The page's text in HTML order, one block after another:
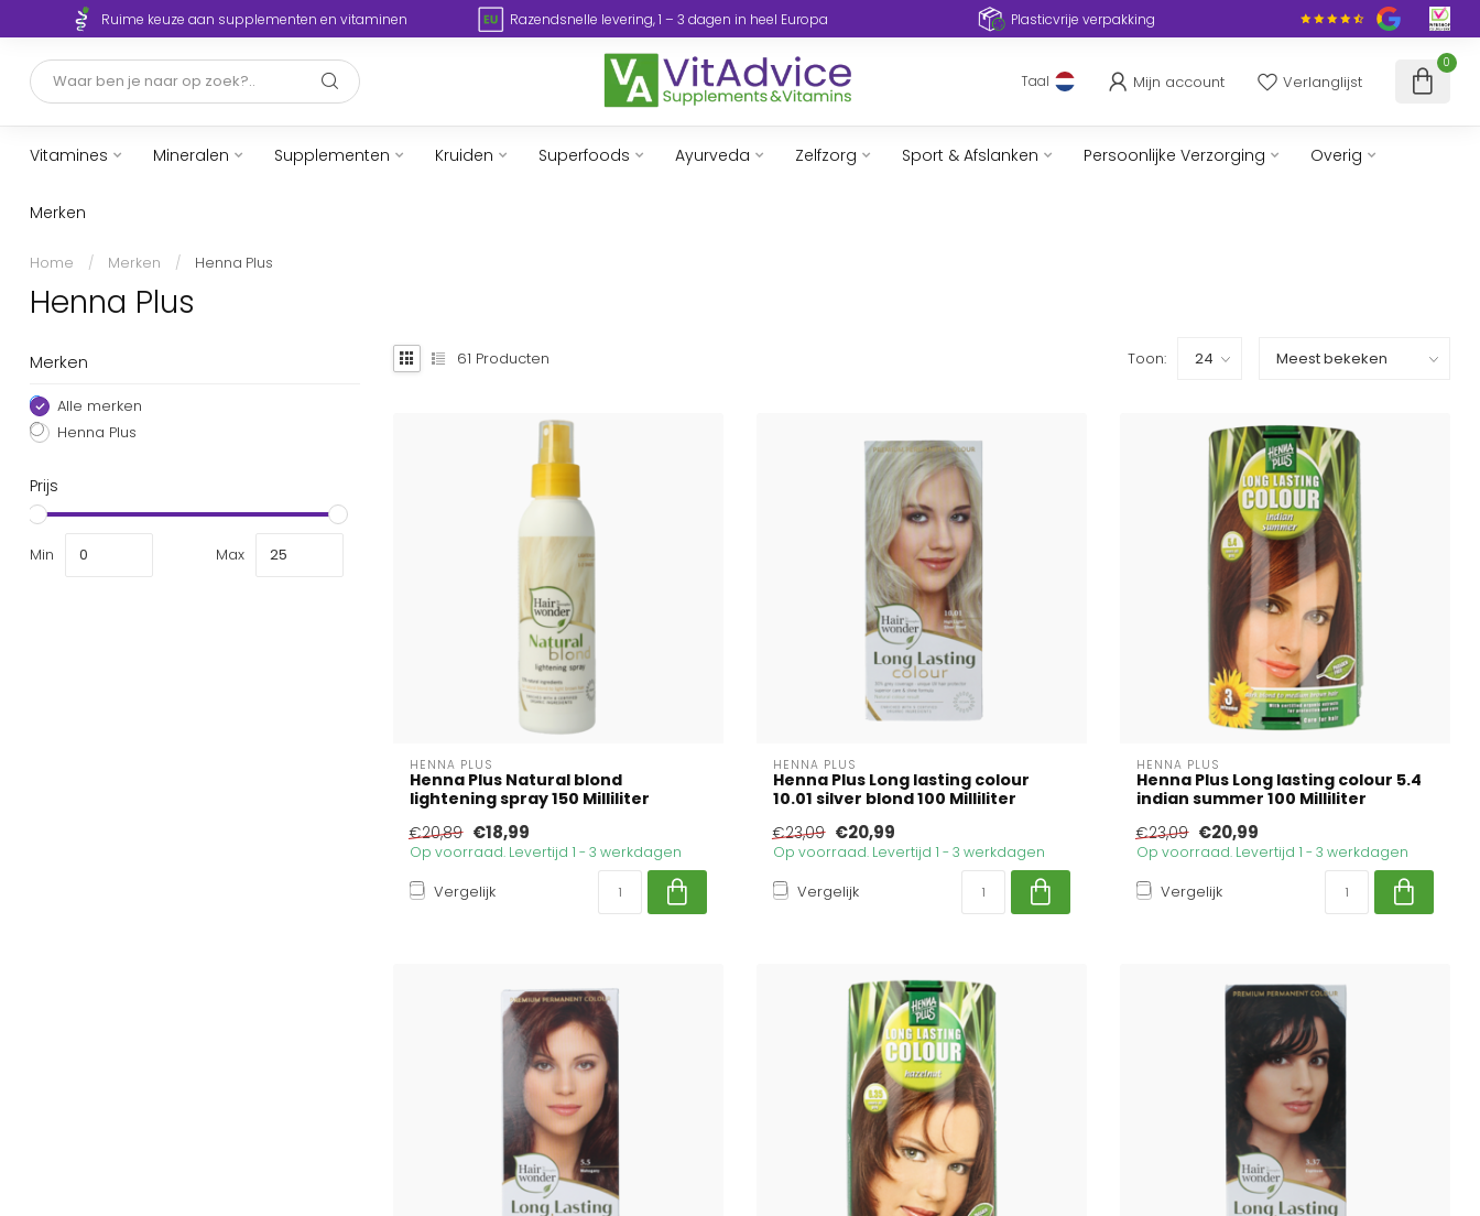
Ruime keuze aan supplementen en vitaminen Razendsnelle levering, 1 – 3 dagen in heel Europa Plasticvrije verpakking
Taal Mijn account Verlanglijst
0
Vitamines Mineralen Supplementen Kruiden Superfoods Ayurveda Zelfzorg Sport & Afslanken Persoonlijke Verzorging Overig
Merken
Home / Merken / Henna Plus
Henna Plus
Merken
Alle merken
Henna Plus
Prijs
Min Max
61 Producten Toon:
HENNA PLUS
Henna Plus Natural blond
lightening spray 150 Milliliter
€20,89 €18,99
Op voorraad. Levertijd 1 - 3 werkdagen
Vergelijk
HENNA PLUS
Henna Plus Long lasting colour
10.01 silver blond 100 Milliliter
€23,09 €20,99
Op voorraad. Levertijd 1 - 3 werkdagen
Vergelijk
HENNA PLUS
Henna Plus Long lasting colour 5.4
indian summer 100 Milliliter
€23,09 €20,99
Op voorraad. Levertijd 1 - 3 werkdagen
Vergelijk